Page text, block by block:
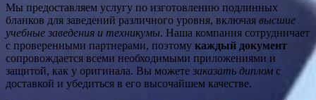
Мы предоставляем услугу по изготовлению подлинных
бланков для заведений различного уровня, включая высшие
учебные заведения и техникумы. Наша компания сотрудничает
с проверенными партнерами, поэтому каждый документ
сопровождается всеми необходимыми приложениями и
защитой, как у оригинала. Вы можете заказать диплом с
доставкой и убедиться в его высочайшем качестве.